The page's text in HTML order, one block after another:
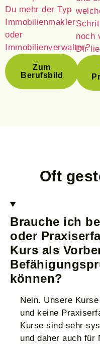
Du mehr der Typ
Immobilienmakler
oder
Immobilienverwalter?
Zum
Berufsbild
noch
Dir
Oft
Brauche ich
oder
Kurs als
können?
Nein. Unsere
und keine
Kurse sind sehr
und daher auch für